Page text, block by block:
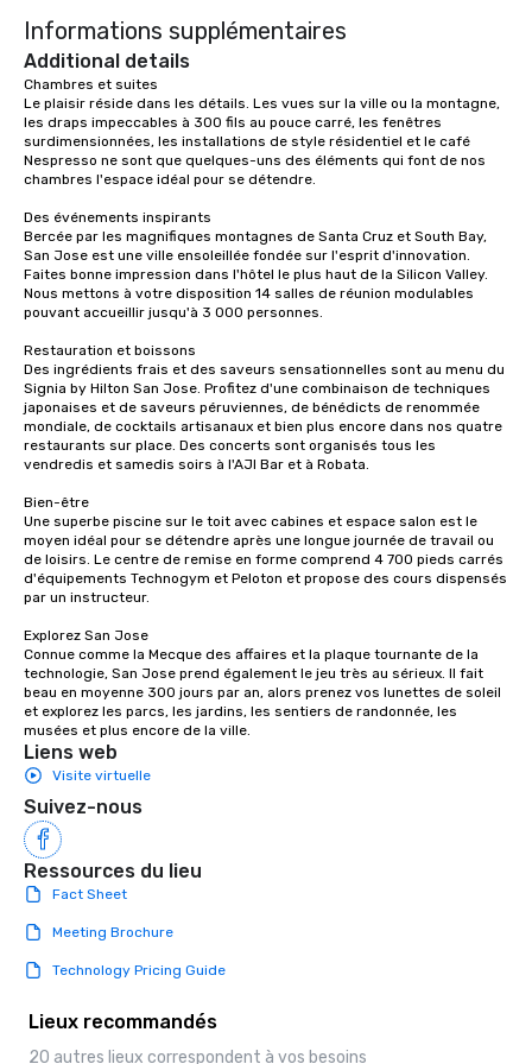
Informations supplémentaires
Additional details
Chambres et suites
Le plaisir réside dans les détails. Les vues sur la ville ou la montagne,
les draps impeccables à 300 fils au pouce carré, les fenêtres
surdimensionnées, les installations de style résidentiel et le café
Nespresso ne sont que quelques-uns des éléments qui font de nos
chambres l'espace idéal pour se détendre.
Des événements inspirants
Bercée par les magnifiques montagnes de Santa Cruz et South Bay,
San Jose est une ville ensoleillée fondée sur l'esprit d'innovation.
Faites bonne impression dans l'hôtel le plus haut de la Silicon Valley.
Nous mettons à votre disposition 14 salles de réunion modulables
pouvant accueillir jusqu'à 3 000 personnes.
Restauration et boissons
Des ingrédients frais et des saveurs sensationnelles sont au menu du
Signia by Hilton San Jose. Profitez d'une combinaison de techniques
japonaises et de saveurs péruviennes, de bénédicts de renommée
mondiale, de cocktails artisanaux et bien plus encore dans nos quatre
restaurants sur place. Des concerts sont organisés tous les
vendredis et samedis soirs à l'AJI Bar et à Robata.
Bien-être
Une superbe piscine sur le toit avec cabines et espace salon est le
moyen idéal pour se détendre après une longue journée de travail ou
de loisirs. Le centre de remise en forme comprend 4 700 pieds carrés
d'équipements Technogym et Peloton et propose des cours dispensés
par un instructeur.
Explorez San Jose
Connue comme la Mecque des affaires et la plaque tournante de la
technologie, San Jose prend également le jeu très au sérieux. Il fait
beau en moyenne 300 jours par an, alors prenez vos lunettes de soleil
et explorez les parcs, les jardins, les sentiers de randonnée, les
musées et plus encore de la ville.
Liens web
Visite virtuelle
Suivez-nous
Ressources du lieu
Fact Sheet
Meeting Brochure
Technology Pricing Guide
Lieux recommandés
20 autres lieux correspondent à vos besoins